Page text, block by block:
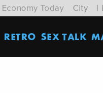
Economy Today City I
RETRO SEX TALK